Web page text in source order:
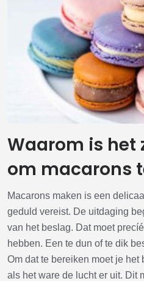
Waarom is het
om macarons
Macarons maken is een
geduld vereist. De uitdaging
van het beslag. Dat moet
hebben. Een te dun of te dik
Om dat te bereiken moet je
als het ware de lucht er uit. Dit